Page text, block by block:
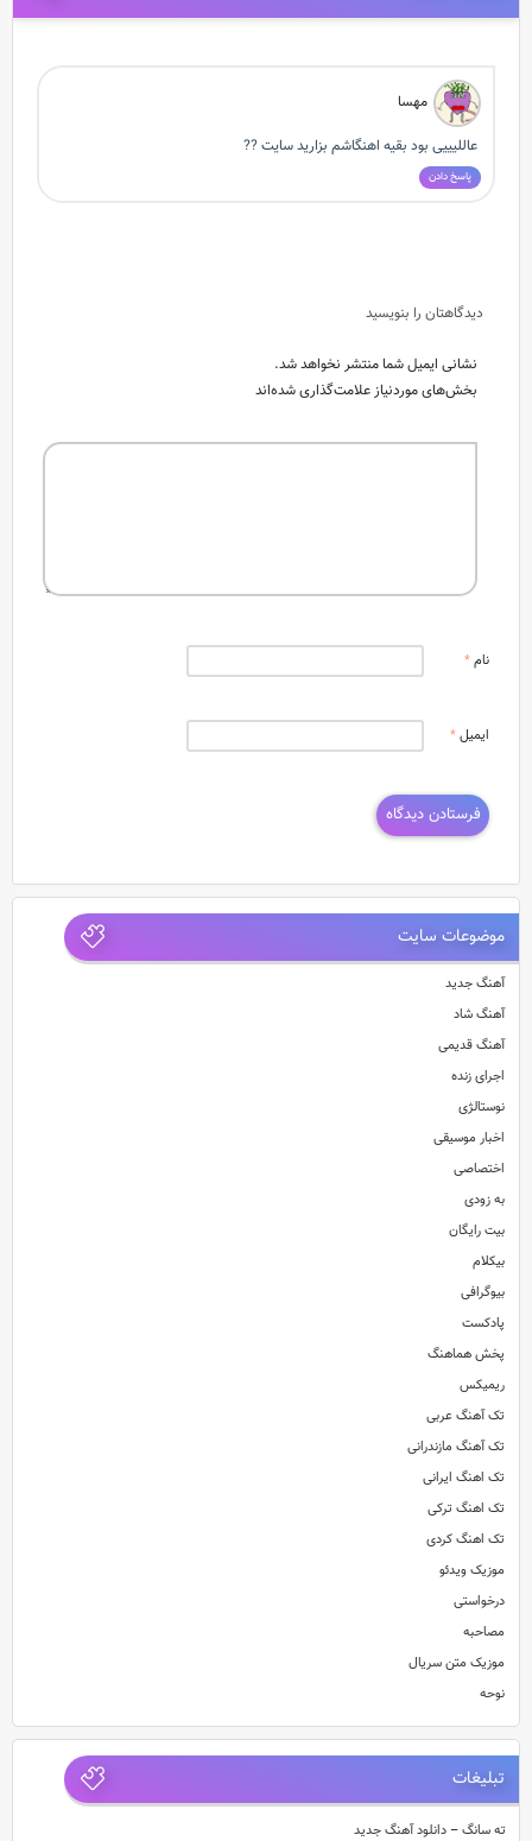
مهسا
عاللیییی بود بقیه اهنگاشم بزارید سایت ??
پاسخ دادن
دیدگاهتان را بنویسید
نشانی ایمیل شما منتشر نخواهد شد.
بخش‌های موردنیاز علامت‌گذاری شده‌اند
نام*
ایمیل*
موضوعات سایت
آهنگ جدید
آهنگ شاد
آهنگ قدیمی
اجرای زنده
نوستالژی
اخبار موسیقی
اختصاصی
به زودی
بیت رایگان
بیکلام
بیوگرافی
پادکست
پخش هماهنگ
ریمیکس
تک آهنگ عربی
تک آهنگ مازندرانی
تک اهنگ ایرانی
تک اهنگ ترکی
تک اهنگ کردی
موزیک ویدئو
درخواستی
مصاحبه
موزیک متن سریال
نوحه
تبلیغات
ته سانگ – دانلود آهنگ جدید